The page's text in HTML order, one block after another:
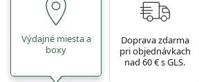
Výdajné miesta a
boxy
Doprava zdarma
pri objednávkach
nad 60 € s GLS.